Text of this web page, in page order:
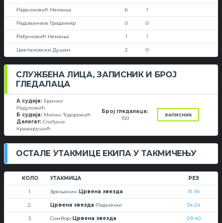
Раденковић Немања 6 1
Радованчев Градимир 0 0
Рађеновић Немања 1 1
Цветановски Душан 2 0
СЛУЖБЕНА ЛИЦА, ЗАПИСНИК И БРОЈ
ГЛЕДАЛАЦА
А судија: Бранко
Радуловић
Б судија: Милан Тодоровић
Делегат: Слађана
Краварушић
Број гледалаца:
150
ЗАПИСНИК
ОСТАЛЕ УТАКМИЦЕ ЕКИПА У ТАКМИЧЕЊУ
КОЛО УТАКМИЦА РЕЗ
1. Зрењанин-Црвена звезда 31-34
2. Црвена звезда-Раднички 34-24
3. Сомбор-Црвена звезда 29-40